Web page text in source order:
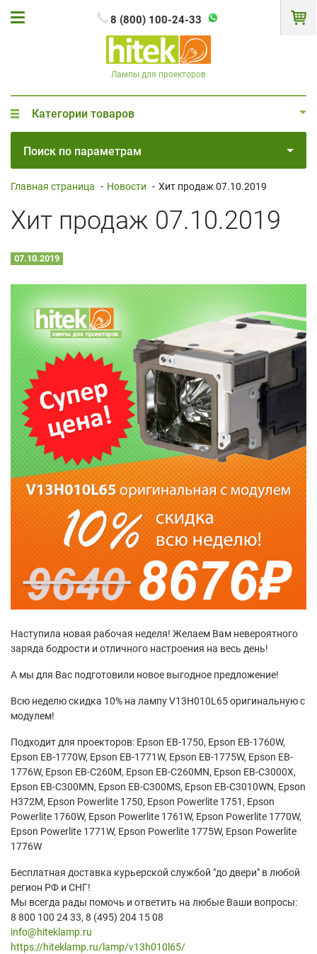
8 (800) 100-24-33
Лампы для проекторов
Категории товаров
Поиск по параметрам
Главная страница - Новости - Хит продаж 07.10.2019
Хит продаж 07.10.2019
07.10.2019
Наступила новая рабочая неделя! Желаем Вам невероятного
заряда бодрости и отличного настроения на весь день!
А мы для Вас подготовили новое выгодное предложение!
Всю неделю скидка 10% на лампу V13H010L65 оригинальную с
модулем!
Подходит для проекторов: Epson EB-1750, Epson EB-1760W,
Epson EB-1770W, Epson EB-1771W, Epson EB-1775W, Epson EB-
1776W, Epson EB-C260M, Epson EB-C260MN, Epson EB-C3000X,
Epson EB-C300MN, Epson EB-C300MS, Epson EB-C3010WN, Epson
H372M, Epson Powerlite 1750, Epson Powerlite 1751, Epson
Powerlite 1760W, Epson Powerlite 1761W, Epson Powerlite 1770W,
Epson Powerlite 1771W, Epson Powerlite 1775W, Epson Powerlite
1776W
Бесплатная доставка курьерской службой "до двери" в любой
регион РФ и СНГ!
Мы всегда рады помочь и ответить на любые Ваши вопросы:
8 800 100 24 33, 8 (495) 204 15 08
info@hiteklamp.ru
https://hiteklamp.ru/lamp/v13h010l65/